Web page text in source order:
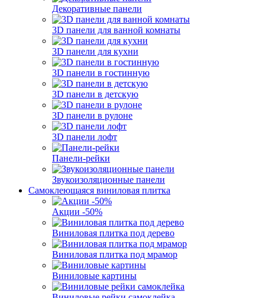
Декоративные панели
3D панели для ванной комнаты
3D панели для кухни
3D панели в гостинную
3D панели в детскую
3D панели в рулоне
3D панели лофт
Панели-рейки
Звукоизоляционные панели
Самоклеющаяся виниловая плитка
Акции -50%
Виниловая плитка под дерево
Виниловая плитка под мрамор
Виниловые картины